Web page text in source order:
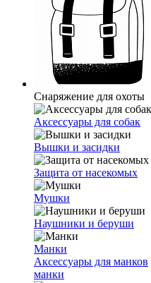
Снаряжение для охоты
Аксессуары для собак
Вышки и засидки
Защита от насекомых
Мушки
Наушники и беруши
Манки
Аксессуары для манков
манки